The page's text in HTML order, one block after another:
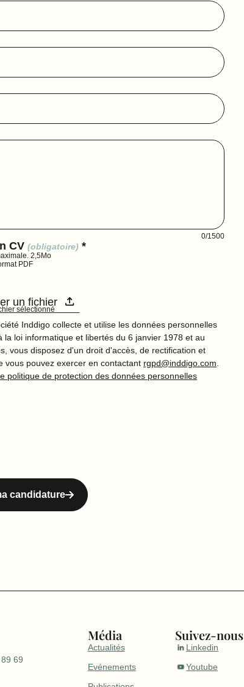
0/1500
CV (obligatoire) *
2,5Mo
PDF
un fichier
sélectionné
Inddigo collecte et utilise les données personnelles
loi informatique et libertés du 6 janvier 1978 et au
vous disposez d'un droit d'accès, de rectification et
vous pouvez exercer en contactant rgpd@inddigo.com
politique de protection des données personnelles
candidature
69
Média
Actualités
Evénements
Suivez-nous
Linkedin
Youtube